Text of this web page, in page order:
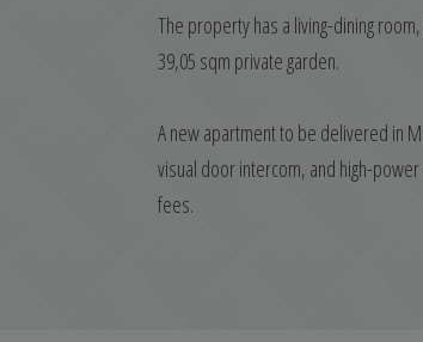
The property has a living-dining
39,05 sqm private garden.
A new apartment to be delivered in
visual door intercom, and high-power
fees.